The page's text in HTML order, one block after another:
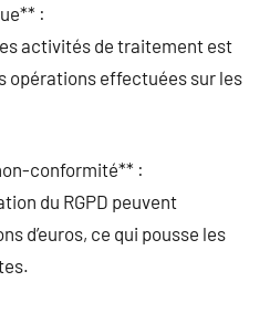
:
activités de traitement est
opérations effectuées sur les
conformité** :
du RGPD peuvent
d’euros, ce qui pousse les